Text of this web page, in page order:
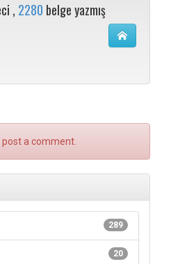
, 2280 belge yazmış
post a comment.
289
20